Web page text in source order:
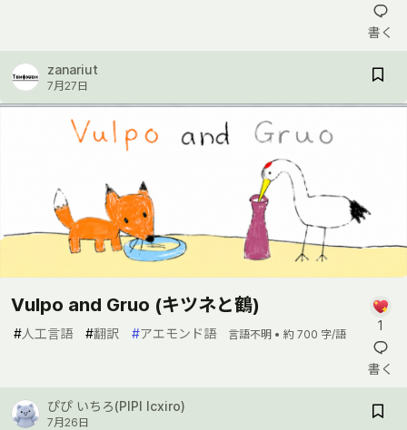
書く
zanariut
7月27日
Vulpo and Gruo (キツネと鶴)
#人工言語 #翻訳 #アエモンド語 言語不明 • 約 700 字/語
1
書く
ぴぴ いちろ(PIPI Icxiro)
7月26日